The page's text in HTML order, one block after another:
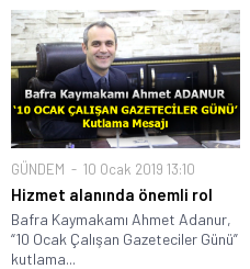
GÜNDEM 10 Ocak 2019 13:10
Hizmet alanında önemli rol
Bafra Kaymakamı Ahmet Adanur,
“10 Ocak Çalışan Gazeteciler Günü”
kutlama...